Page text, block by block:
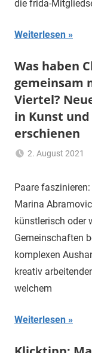
die frida-
Weiterlesen
Was haben
gemeinsam
Viertel?
in Kunst
erschienen
2. August 2021
Paare
Marina
künstlerisch oder
Gemeinschaften
komplexen
kreativ
welchem
Weiterlesen